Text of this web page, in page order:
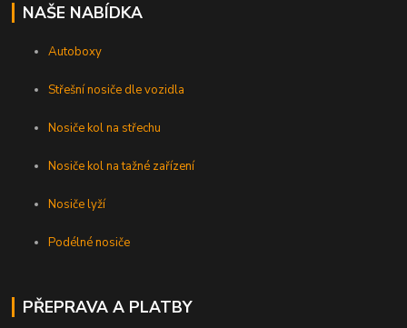
NAŠE NABÍDKA
Autoboxy
Střešní nosiče dle vozidla
Nosiče kol na střechu
Nosiče kol na tažné zařízení
Nosiče lyží
Podélné nosiče
PŘEPRAVA A PLATBY